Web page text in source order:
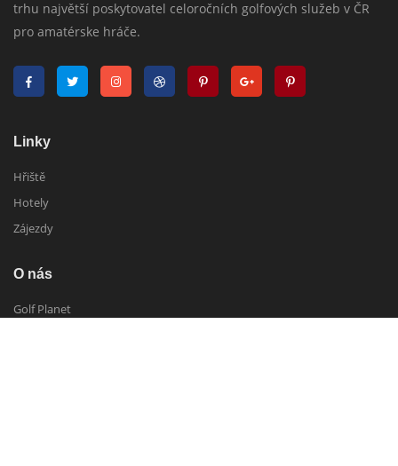
trhu najvětší poskytovatel celoročních golfových služeb v ČR
pro amatérske hráče.
Linky
Hřiště
Hotely
Zájezdy
O nás
Golf Planet